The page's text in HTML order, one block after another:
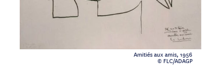
Amitiés aux amis, 1956
© FLC/ADAGP